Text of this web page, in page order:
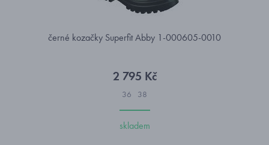
černé kozačky Superfit Abby 1-000605-0010
2 795 Kč
36 38
skladem